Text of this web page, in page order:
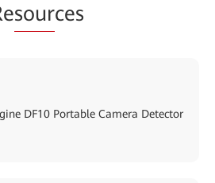
sources
DF10 Portable Camera Detector